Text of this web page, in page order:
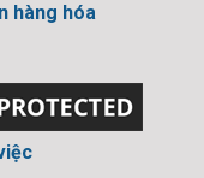
hàng hóa